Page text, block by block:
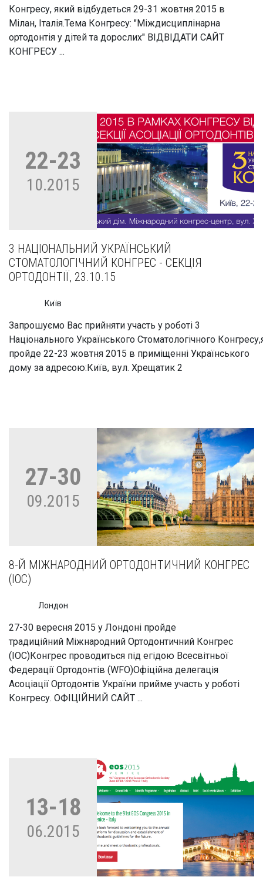
Конгресу, який відбудеться 29-31 жовтня 2015 в
Мілан, Італія.Тема Конгресу: "Міждисциплінарна
ортодонтія у дітей та дорослих" ВІДВІДАТИ САЙТ
КОНГРЕСУ ...
22-23
10.2015
3 НАЦІОНАЛЬНИЙ УКРАЇНСЬКИЙ
СТОМАТОЛОГІЧНИЙ КОНГРЕС - СЕКЦІЯ
ОРТОДОНТІЇ, 23.10.15
Київ
Запрошуємо Вас прийняти участь у роботі 3
Національного Українського Стоматологічного
пройде 22-23 жовтня 2015 в приміщенні Українського
дому за адресою:Київ, вул. Хрещатик 2
27-30
09.2015
8-Й МІЖНАРОДНИЙ ОРТОДОНТИЧНИЙ КОНГРЕС
(IOC)
Лондон
27-30 вересня 2015 у Лондоні пройде
традиційний Міжнародний Ортодонтичний Конгрес
(IOC)Конгрес проводиться під егідою Всесвітньої
Федерації Ортодонтів (WFO)Офіційна делегація
Асоціації Ортодонтів України прийме участь у роботі
Конгресу. ОФІЦІЙНИЙ САЙТ ...
13-18
06.2015